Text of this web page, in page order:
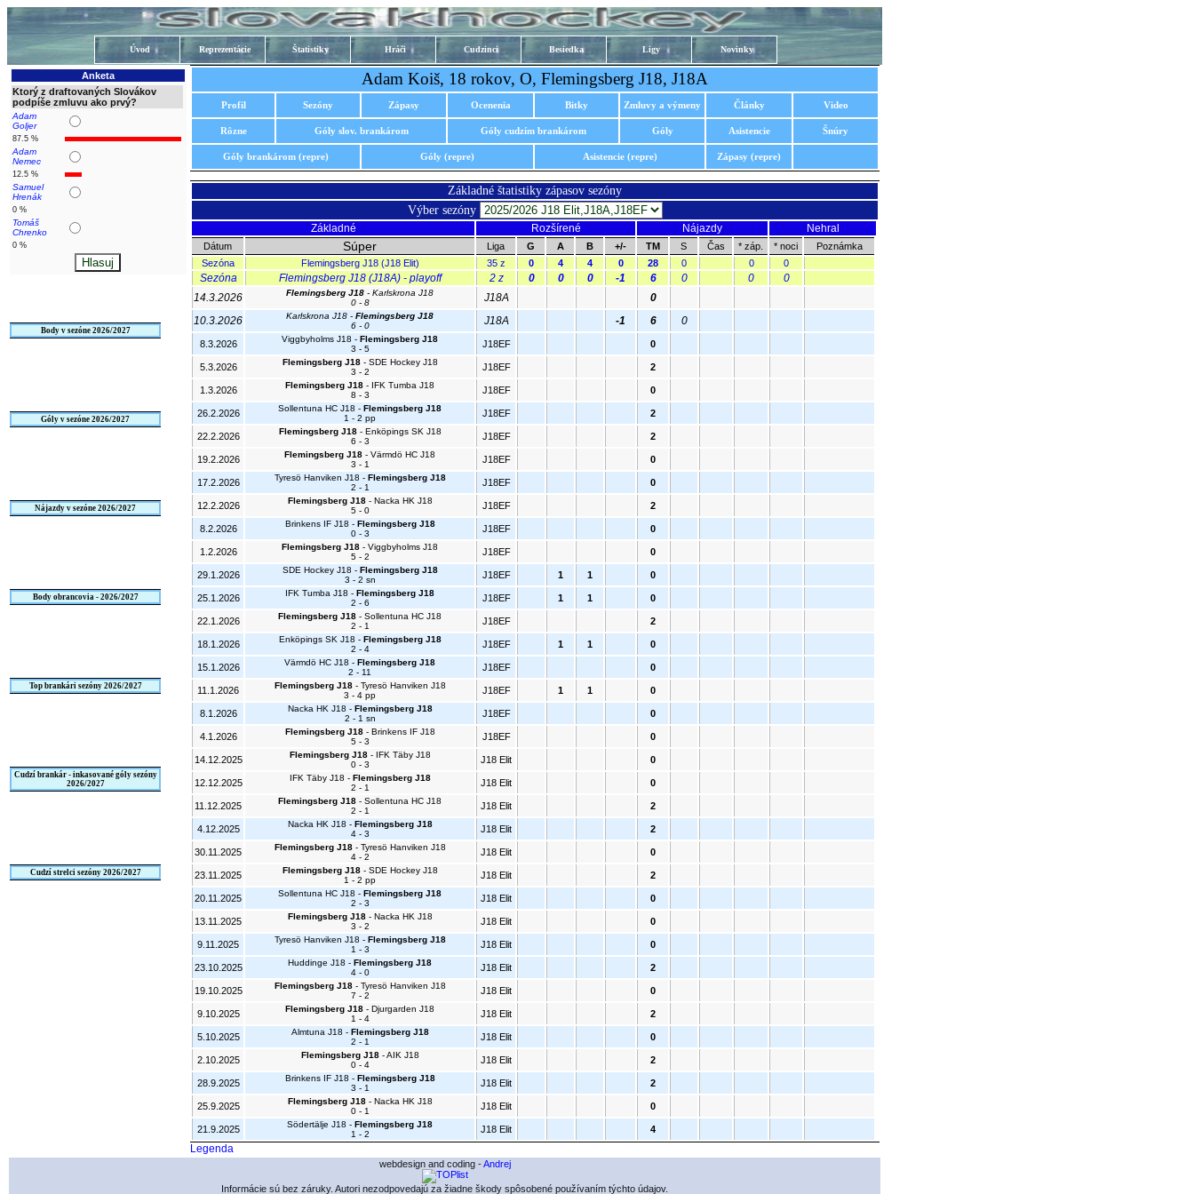
Úvod Reprezentácie Štatistiky Hráči Cudzinci Besiedka Ligy Novinky
Anketa
Ktorý z draftovaných Slovákov
podpíše zmluvu ako prvý?
Adam
Goljer
87.5 %
Adam
Nemec
12.5 %
Samuel
Hrenák
0 %
Tomáš
Chrenko
0 %
Body v sezóne 2026/2027
Góly v sezóne 2026/2027
Nájazdy v sezóne 2026/2027
Body obrancovia - 2026/2027
Top brankári sezóny 2026/2027
Cudzí brankár - inkasované góly sezóny
2026/2027
Cudzí strelci sezóny 2026/2027
Adam Koiš, 18 rokov, O, Flemingsberg J18, J18A
Profil Sezóny Zápasy Ocenenia Bitky Zmluvy a výmeny Články Video
Rôzne Góly slov. brankárom Góly cudzím brankárom Góly Asistencie Šnúry
Góly brankárom (repre) Góly (repre) Asistencie (repre) Zápasy (repre)
Základné štatistiky zápasov sezóny
Výber sezóny
Základné Rozšírené Nájazdy Nehral
Dátum Súper Liga G A B +/- TM S Čas * záp. * noci
Poznámka
Sezóna
Flemingsberg J18 (J18 Elit) 35 z 0 4 4 0 28 0 0 0
Sezóna Flemingsberg J18 (J18A) - playoff 2 z 0 0 0 -1 6 0 0
0
14.3.2026
Flemingsberg J18 - Karlskrona J18
0 - 8
J18A
0
10.3.2026
Karlskrona J18 - Flemingsberg J18
6 - 0
J18A -1 6 0
8.3.2026 Viggbyholms J18 - Flemingsberg J18
3 - 5
J18EF 0
5.3.2026 Flemingsberg J18- SDE Hockey J18
3 - 2
J18EF 2
1.3.2026 Flemingsberg J18 - IFK Tumba J18
8 - 3
J18EF 0
26.2.2026 Sollentuna HC J18 - Flemingsberg J18
1 - 2 pp
J18EF 2
22.2.2026 Flemingsberg J18- Enköpings SK J18
6 - 3
J18EF 2
19.2.2026 Flemingsberg J18 - Värmdö HC J18
3 - 1
J18EF 0
17.2.2026 Tyresö Hanviken J18 - Flemingsberg J18
2 - 1
J18EF 0
12.2.2026 Flemingsberg J18- Nacka HK J18
5 - 0
J18EF 2
8.2.2026 Brinkens IF J18 - Flemingsberg J18
0 - 3
J18EF 0
1.2.2026 Flemingsberg J18 - Viggbyholms J18
5 - 2
J18EF 0
29.1.2026 SDE Hockey J18 - Flemingsberg J18
3 - 2 sn
J18EF 1 1 0
25.1.2026 IFK Tumba J18 - Flemingsberg J18
2 - 6
J18EF 1 1 0
22.1.2026 Flemingsberg J18 - Sollentuna HC J18
2 - 1
J18EF 2
18.1.2026 Enköpings SK J18 - Flemingsberg J18
2 - 4
J18EF 1 1 0
15.1.2026 Värmdö HC J18 - Flemingsberg J18
2 - 11
J18EF 0
11.1.2026 Flemingsberg J18- Tyresö Hanviken J18
3 - 4 pp
J18EF 1 1 0
8.1.2026 Nacka HK J18 - Flemingsberg J18
2 - 1 sn
J18EF 0
4.1.2026 Flemingsberg J18- Brinkens IF J18
5 - 3
J18EF 0
14.12.2025 Flemingsberg J18- IFK Täby J18
0 - 3
J18 Elit 0
12.12.2025 IFK Täby J18 - Flemingsberg J18
2 - 1
J18 Elit 0
11.12.2025 Flemingsberg J18 - Sollentuna HC J18
2 - 1
J18 Elit 2
4.12.2025 Nacka HK J18 - Flemingsberg J18
4 - 3
J18 Elit 2
30.11.2025 Flemingsberg J18- Tyresö Hanviken J18
4 - 2
J18 Elit 0
23.11.2025 Flemingsberg J18- SDE Hockey J18
1 - 2 pp
J18 Elit 2
20.11.2025 Sollentuna HC J18 - Flemingsberg J18
2 - 3
J18 Elit 0
13.11.2025 Flemingsberg J18- Nacka HK J18
3 - 2
J18 Elit 0
9.11.2025 Tyresö Hanviken J18 - Flemingsberg J18
1 - 3
J18 Elit 0
23.10.2025 Huddinge J18 - Flemingsberg J18
4 - 0
J18 Elit 2
19.10.2025 Flemingsberg J18- Tyresö Hanviken J18
7 - 2
J18 Elit 0
9.10.2025 Flemingsberg J18 - Djurgarden J18
1 - 4
J18 Elit 2
5.10.2025 Almtuna J18 - Flemingsberg J18
2 - 1
J18 Elit 0
2.10.2025 Flemingsberg J18- AIK J18
0 - 4
J18 Elit 2
28.9.2025 Brinkens IF J18 - Flemingsberg J18
3 - 1
J18 Elit 2
25.9.2025 Flemingsberg J18- Nacka HK J18
0 - 1
J18 Elit 0
21.9.2025 Södertälje J18 - Flemingsberg J18
1 - 2
J18 Elit 4
Legenda
webdesign and coding -Andrej
Informácie sú bez záruky. Autori nezodpovedajú za žiadne škody spôsobené používaním týchto údajov.